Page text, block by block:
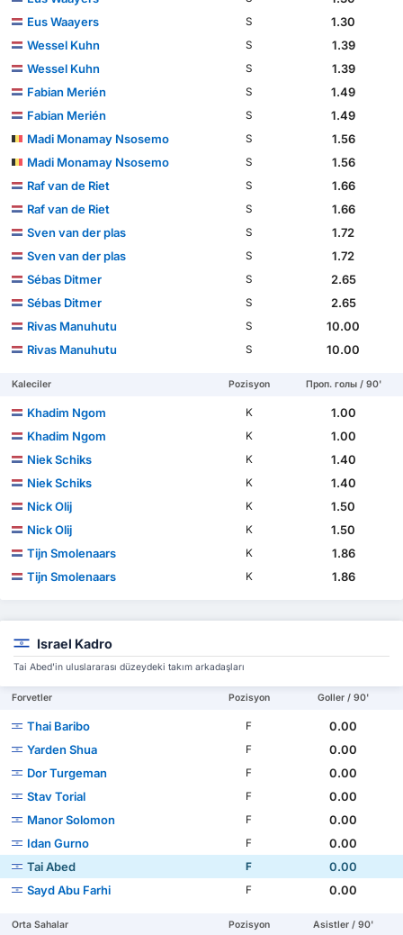
Eus Waayers
S
1.30
Wessel Kuhn
S
1.39
Wessel Kuhn
S
1.39
Fabian Merién
S
1.49
Fabian Merién
S
1.49
Madi Monamay Nsosemo
S
1.56
Madi Monamay Nsosemo
S
1.56
Raf van de Riet
S
1.66
Raf van de Riet
S
1.66
Sven van der plas
S
1.72
Sven van der plas
S
1.72
Sébas Ditmer
S
2.65
Sébas Ditmer
S
2.65
Rivas Manuhutu
S
10.00
Rivas Manuhutu
S 10.00
Kaleciler Pozisyon Проп. голы / 90'
Khadim Ngom K
1.00
Khadim Ngom
K
1.00
Niek Schiks
K
1.40
Niek Schiks
K
1.40
Nick Olij
K
1.50
Nick Olij
K
1.50
Tijn Smolenaars
K
1.86
Tijn Smolenaars
K 1.86
Israel Kadro
Tai Abed'in uluslararası düzeydeki takım arkadaşları
Forvetler Pozisyon Goller / 90'
Thai Baribo F
0.00
Yarden Shua
F
0.00
Dor Turgeman
F
0.00
Stav Torial
F
0.00
Manor Solomon
F
0.00
Idan Gurno
F
0.00
Tai Abed
F
0.00
Sayd Abu Farhi
F 0.00
Orta Sahalar Pozisyon Asistler / 90'